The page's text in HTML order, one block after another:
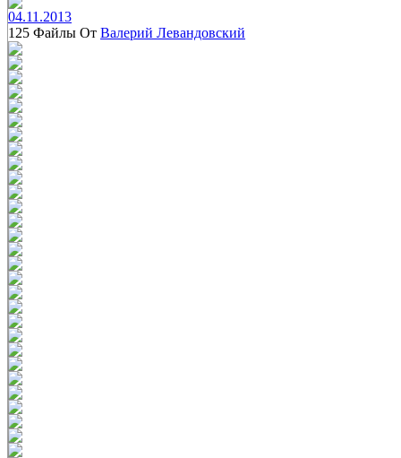
04.11.2013
125 Файлы От Валерий Левандовский